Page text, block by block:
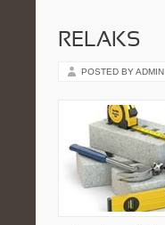
RELAKS
POSTED BY ADMIN